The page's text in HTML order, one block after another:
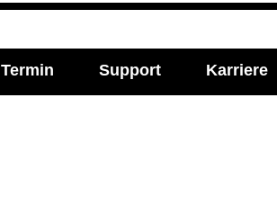
Termin Support Karriere